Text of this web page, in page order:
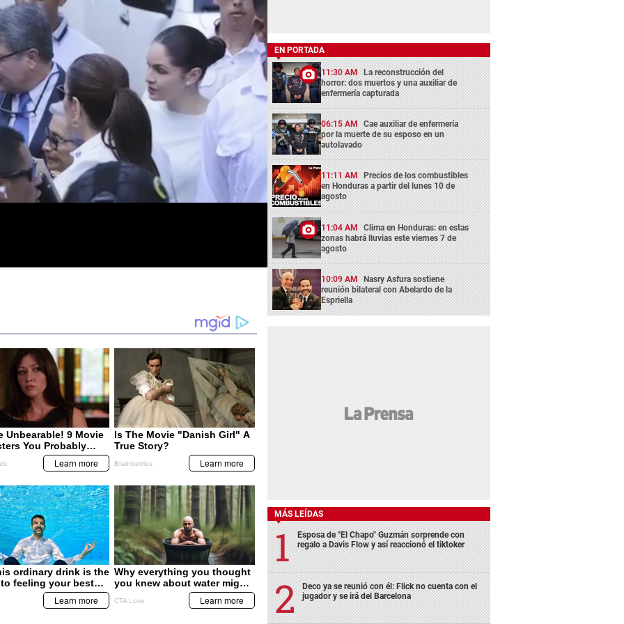
EN PORTADA
11:30 AM La reconstrucción del
horror: dos muertos y una auxiliar de
enfermería capturada
06:15 AM Cae auxiliar de enfermería
por la muerte de su esposo en un
autolavado
11:11 AM Precios de los combustibles
en Honduras a partir del lunes 10 de
agosto
11:04 AM Clima en Honduras: en estas
zonas habrá lluvias este viernes 7 de
agosto
10:09 AM Nasry Asfura sostiene
reunión bilateral con Abelardo de la
Espriella
MÁS LEÍDAS
Esposa de "El Chapo" Guzmán sorprende con
regalo a Davis Flow y así reaccionó el tiktoker
Deco ya se reunió con él: Flick no cuenta con el
jugador y se irá del Barcelona